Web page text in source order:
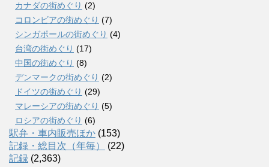
カナダの街めぐり (2)
コロンビアの街めぐり (7)
シンガポールの街めぐり (4)
台湾の街めぐり (17)
中国の街めぐり (8)
デンマークの街めぐり (2)
ドイツの街めぐり (29)
マレーシアの街めぐり (5)
ロシアの街めぐり (6)
駅弁・車内販売ほか (153)
記録・総目次（年毎）
(22)
記録 (2,363)